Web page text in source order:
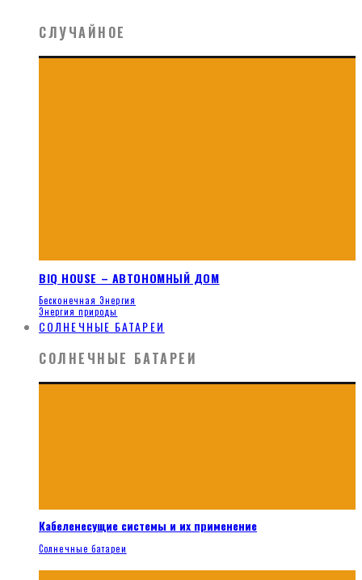
СЛУЧАЙНОЕ
BIQ HOUSE – АВТОНОМНЫЙ ДОМ
Бесконечная Энергия
Энергия природы
СОЛНЕЧНЫЕ БАТАРЕИ
СОЛНЕЧНЫЕ БАТАРЕИ
Кабеленесущие системы и их применение
Солнечные батареи